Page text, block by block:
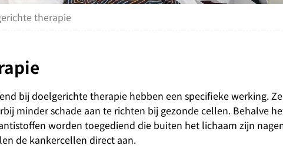
therapie
bij doelgerichte therapie hebben een specifieke werking.
minder schade aan te richten bij gezonde cellen. Behalve
worden toegediend die buiten het lichaam zijn
de kankercellen direct aan.